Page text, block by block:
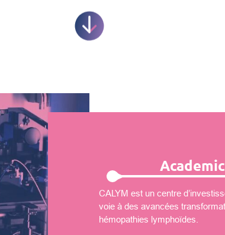
CALYM est un centre
voie à des avancées
hémopathies lymphoïdes.